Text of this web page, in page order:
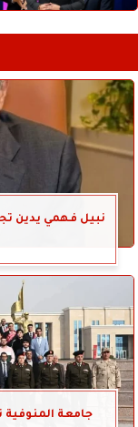
نبيل فهمي يدين
جامعة المنوفية